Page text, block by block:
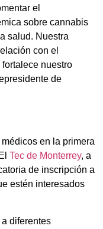
el
sobre cannabis
salud. Nuestra
con el
nuestro
de
en la primera
Tec de Monterrey, a
de inscripción a
estén interesados
diferentes